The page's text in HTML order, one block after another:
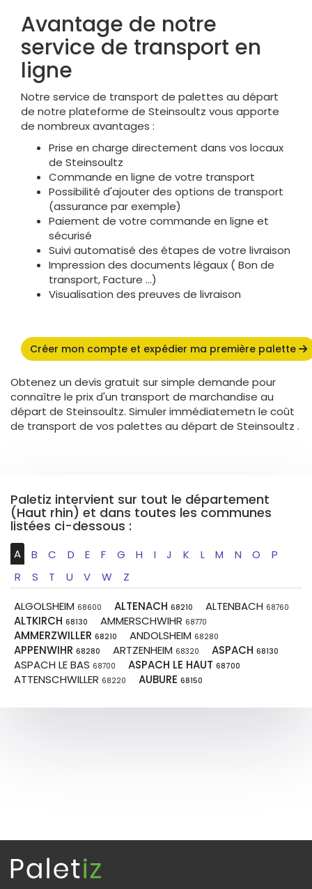
Avantage de notre
service de transport en
ligne
Notre service de transport de palettes au départ
de notre plateforme de Steinsoultz vous apporte
de nombreux avantages :
Prise en charge directement dans vos locaux
de Steinsoultz
Commande en ligne de votre transport
Possibilité d'ajouter des options de transport
(assurance par exemple)
Paiement de votre commande en ligne et
sécurisé
Suivi automatisé des étapes de votre livraison
Impression des documents légaux ( Bon de
transport, Facture ...)
Visualisation des preuves de livraison
Créer mon compte et expédier ma première palette
Obtenez un devis gratuit sur simple demande pour
connaître le prix d'un transport de marchandise au
départ de Steinsoultz. Simuler immédiatemetn le coût
de transport de vos palettes au départ de Steinsoultz .
Paletiz intervient sur tout le département
(Haut rhin) et dans toutes les communes
listées ci-dessous :
A B C D E F G H I J K L M N O
P
R
S T U V W
Z
ALGOLSHEIM 68600 ALTENACH 68210 ALTENBACH 68760
ALTKIRCH 68130 AMMERSCHWIHR 68770
AMMERZWILLER 68210 ANDOLSHEIM 68280
APPENWIHR 68280 ARTZENHEIM 68320 ASPACH 68130
ASPACH LE BAS 68700 ASPACH LE HAUT 68700
ATTENSCHWILLER 68220 AUBURE 68150